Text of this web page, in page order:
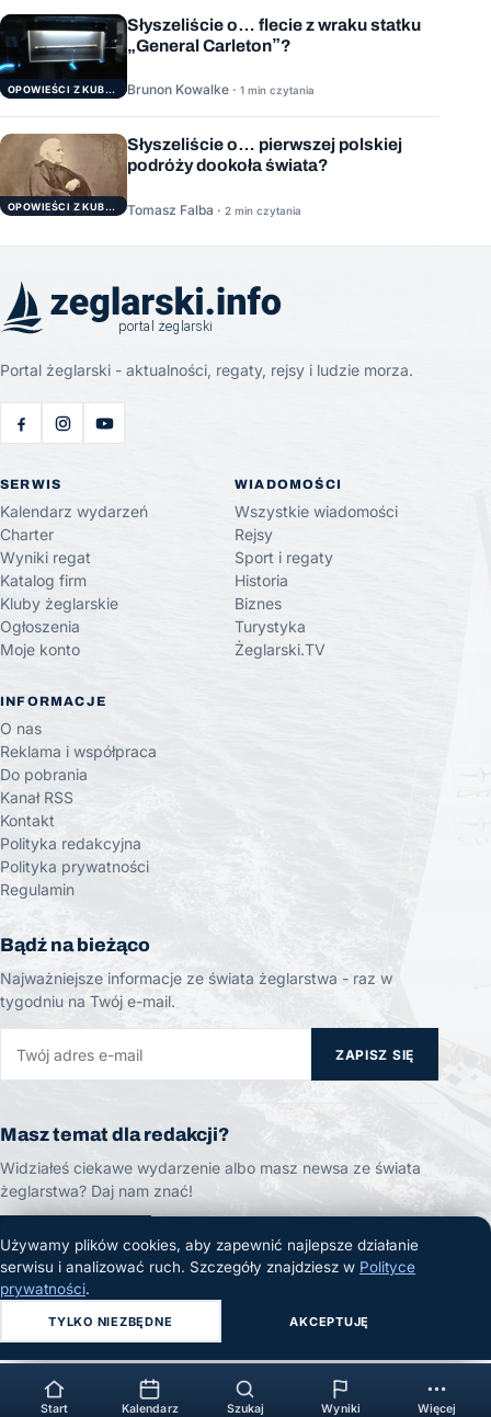
OPOWIEŚCI Z KUBRYKU
Słyszeliście o… flecie z wraku statku
„General Carleton”?
Brunon Kowalke · 1 min czytania
OPOWIEŚCI Z KUBRYKU
Słyszeliście o… pierwszej polskiej
podróży dookoła świata?
Tomasz Falba · 2 min czytania
Portal żeglarski - aktualności, regaty, rejsy i ludzie morza.
SERWIS
Kalendarz wydarzeń
Charter
Wyniki regat
Katalog firm
Kluby żeglarskie
Ogłoszenia
Moje konto
WIADOMOŚCI
Wszystkie wiadomości
Rejsy
Sport i regaty
Historia
Biznes
Turystyka
Żeglarski.TV
INFORMACJE
O nas
Reklama i współpraca
Do pobrania
Kanał RSS
Kontakt
Polityka redakcyjna
Polityka prywatności
Regulamin
Bądź na bieżąco
Najważniejsze informacje ze świata żeglarstwa - raz w
tygodniu na Twój e-mail.
ZAPISZ SIĘ
Masz temat dla redakcji?
Widziałeś ciekawe wydarzenie albo masz newsa ze świata
żeglarstwa? Daj nam znać!
ZGŁOŚ TEMAT
© 2026 Żeglarski.info. Wszelkie prawa zastrzeżone.
Używamy plików cookies, aby zapewnić najlepsze działanie
serwisu i analizować ruch. Szczegóły znajdziesz w Polityce
prywatności.
TYLKO NIEZBĘDNE AKCEPTUJĘ
Start Kalendarz Szukaj Wyniki Więcej